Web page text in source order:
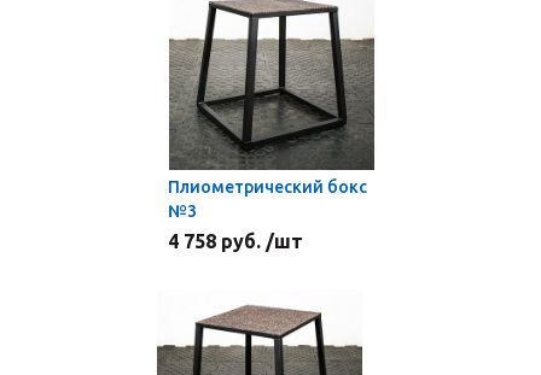
Плиометрический бокс
№3
4 758 руб. /шт